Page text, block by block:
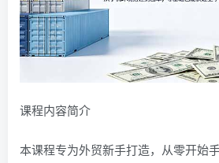
课程内容简介
本课程专为外贸新手打造，从零开始